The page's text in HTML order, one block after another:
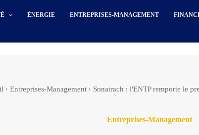
ÉNERGIE ENTREPRISES-MANAGEMENT
Entreprises-Management Sonatrach : l'ENTP remporte le
Entreprises-Management